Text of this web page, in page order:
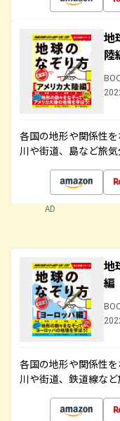
地
陸
各国の地形や関係性を
川や街道、島など旅
AD
地
編
各国の地形や関係性を
川や街道、鉄道線な